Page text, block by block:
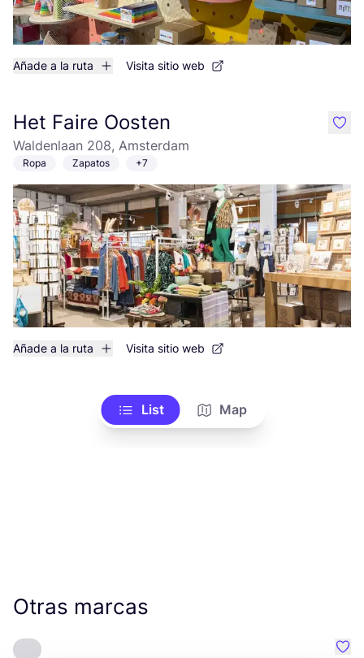
Añade a la ruta Visita sitio web
Het Faire Oosten
Waldenlaan 208, Amsterdam
Ropa Zapatos +7
Añade a la ruta Visita sitio web
like
List Map
Otras marcas